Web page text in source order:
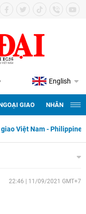
English
GIAO NHÂN
Nam - Philippines
22:46 | 11/09/2021 GMT+7